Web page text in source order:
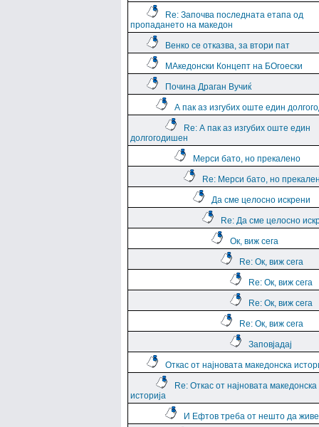
Re: Започва последната етапа од
пропадането на македон
Венко се отказва, за втори пат
МАкедонски Концепт на БОгоески
Почина Драган Вучиќ
А пак аз изгубих оште един
Re: А пак аз изгубих оште един
долгогодишен
Мерси бато, но прекалено
Re: Мерси бато, но
Да сме целосно искрени
Re: Да сме целосно
Ок, виж сега
Re: Ок, виж сега
Re: Ок, виж сега
Re: Ок, виж сега
Re: Ок, виж сега
Заповјадај
Откас от најновата македонска
Re: Откас от најновата македонска
историја
И Ефтов треба от нешто да